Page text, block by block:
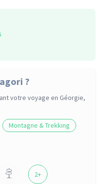
?
votre voyage en Géorgie,
Montagne & Trekking
2+